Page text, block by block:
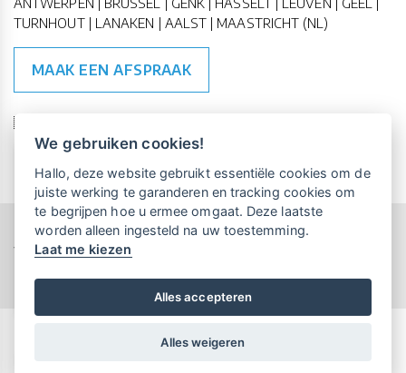
TURNHOUT | LANAKEN | AALST | MAASTRICHT (NL)
MAAK EEN AFSPRAAK
🇪🇺 🇧🇪
Copyright All Rights Reserved © 2015-2026 UP-TO-DATE
WebDesign
Privacy & Cookies
Locations Algemene Voorwaarden
We gebruiken cookies!
Hallo, deze website gebruikt essentiële cookies om de
juiste werking te garanderen en tracking cookies om
te begrijpen hoe u ermee omgaat. Deze laatste
worden alleen ingesteld na uw toestemming.
Laat me kiezen
Alles accepteren
Alles weigeren
Vrijblijvende kennismaking?Boek
een persoonlijke demo.
Maandelijks gratis opleidingen